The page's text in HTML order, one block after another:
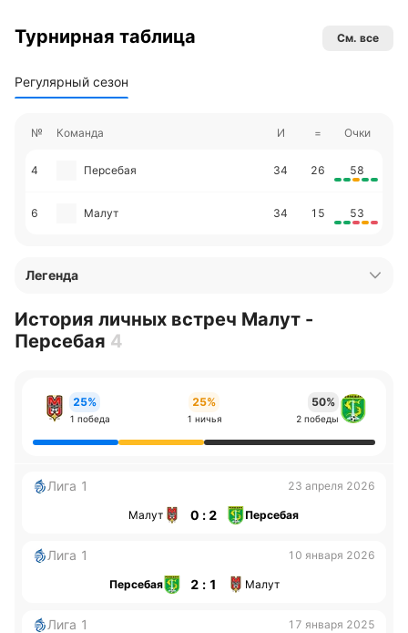
Турнирная таблица См. все
Регулярный сезон
№ Команда И = Очки
4 Персебая 34 26 58
6 Малут 34 15 53
Легенда
История личных встреч Малут -
Персебая 4
25%
1 победа
25%
1 ничья
50%
2 победы
Лига 1 23 апреля 2026
Малут 0 : 2 Персебая
Лига 1 10 января 2026
Персебая 2 : 1 Малут
Лига 1 17 января 2025